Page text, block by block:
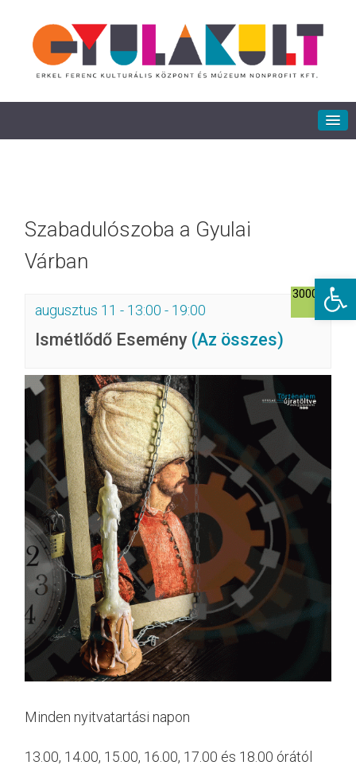
Szabadulószoba a Gyulai
Várban
augusztus 11 - 13:00 - 19:00
Ismétlődő Esemény (Az összes)
3000Ft
Minden nyitvatartási napon
13.00, 14.00, 15.00, 16.00, 17.00 és 18.00 órától